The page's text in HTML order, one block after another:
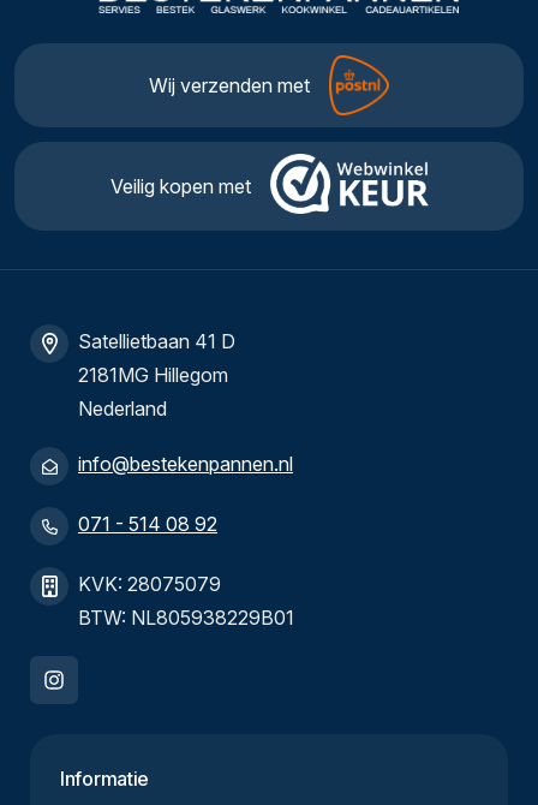
Wij verzenden met
Veilig kopen met
Satellietbaan 41 D
2181MG Hillegom
Nederland
info@bestekenpannen.nl
071 - 514 08 92
KVK: 28075079
BTW: NL805938229B01
Informatie